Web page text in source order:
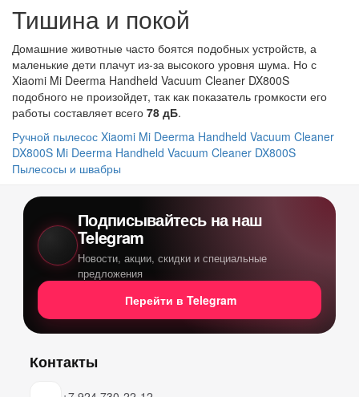
Тишина и покой
Домашние животные часто боятся подобных устройств, а
маленькие дети плачут из-за высокого уровня шума. Но с
Xiaomi Mi Deerma Handheld Vacuum Cleaner DX800S
подобного не произойдет, так как показатель громкости его
работы составляет всего 78 дБ.
Ручной пылесос Xiaomi Mi Deerma Handheld Vacuum Cleaner
DX800S Mi Deerma Handheld Vacuum Cleaner DX800S
Пылесосы и швабры
Подписывайтесь на наш
Telegram
Новости, акции, скидки и специальные
предложения
Перейти в Telegram
Контакты